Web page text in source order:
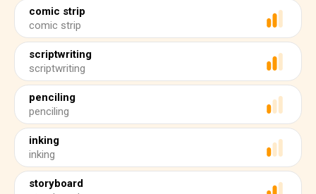
comic strip
comic strip
scriptwriting
scriptwriting
penciling
penciling
inking
inking
storyboard